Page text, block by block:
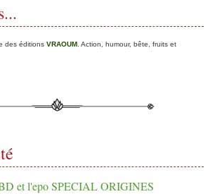
des éditions VRAOUM . Action, humour, bête, fruits et
et l'epo SPECIAL ORIGINES